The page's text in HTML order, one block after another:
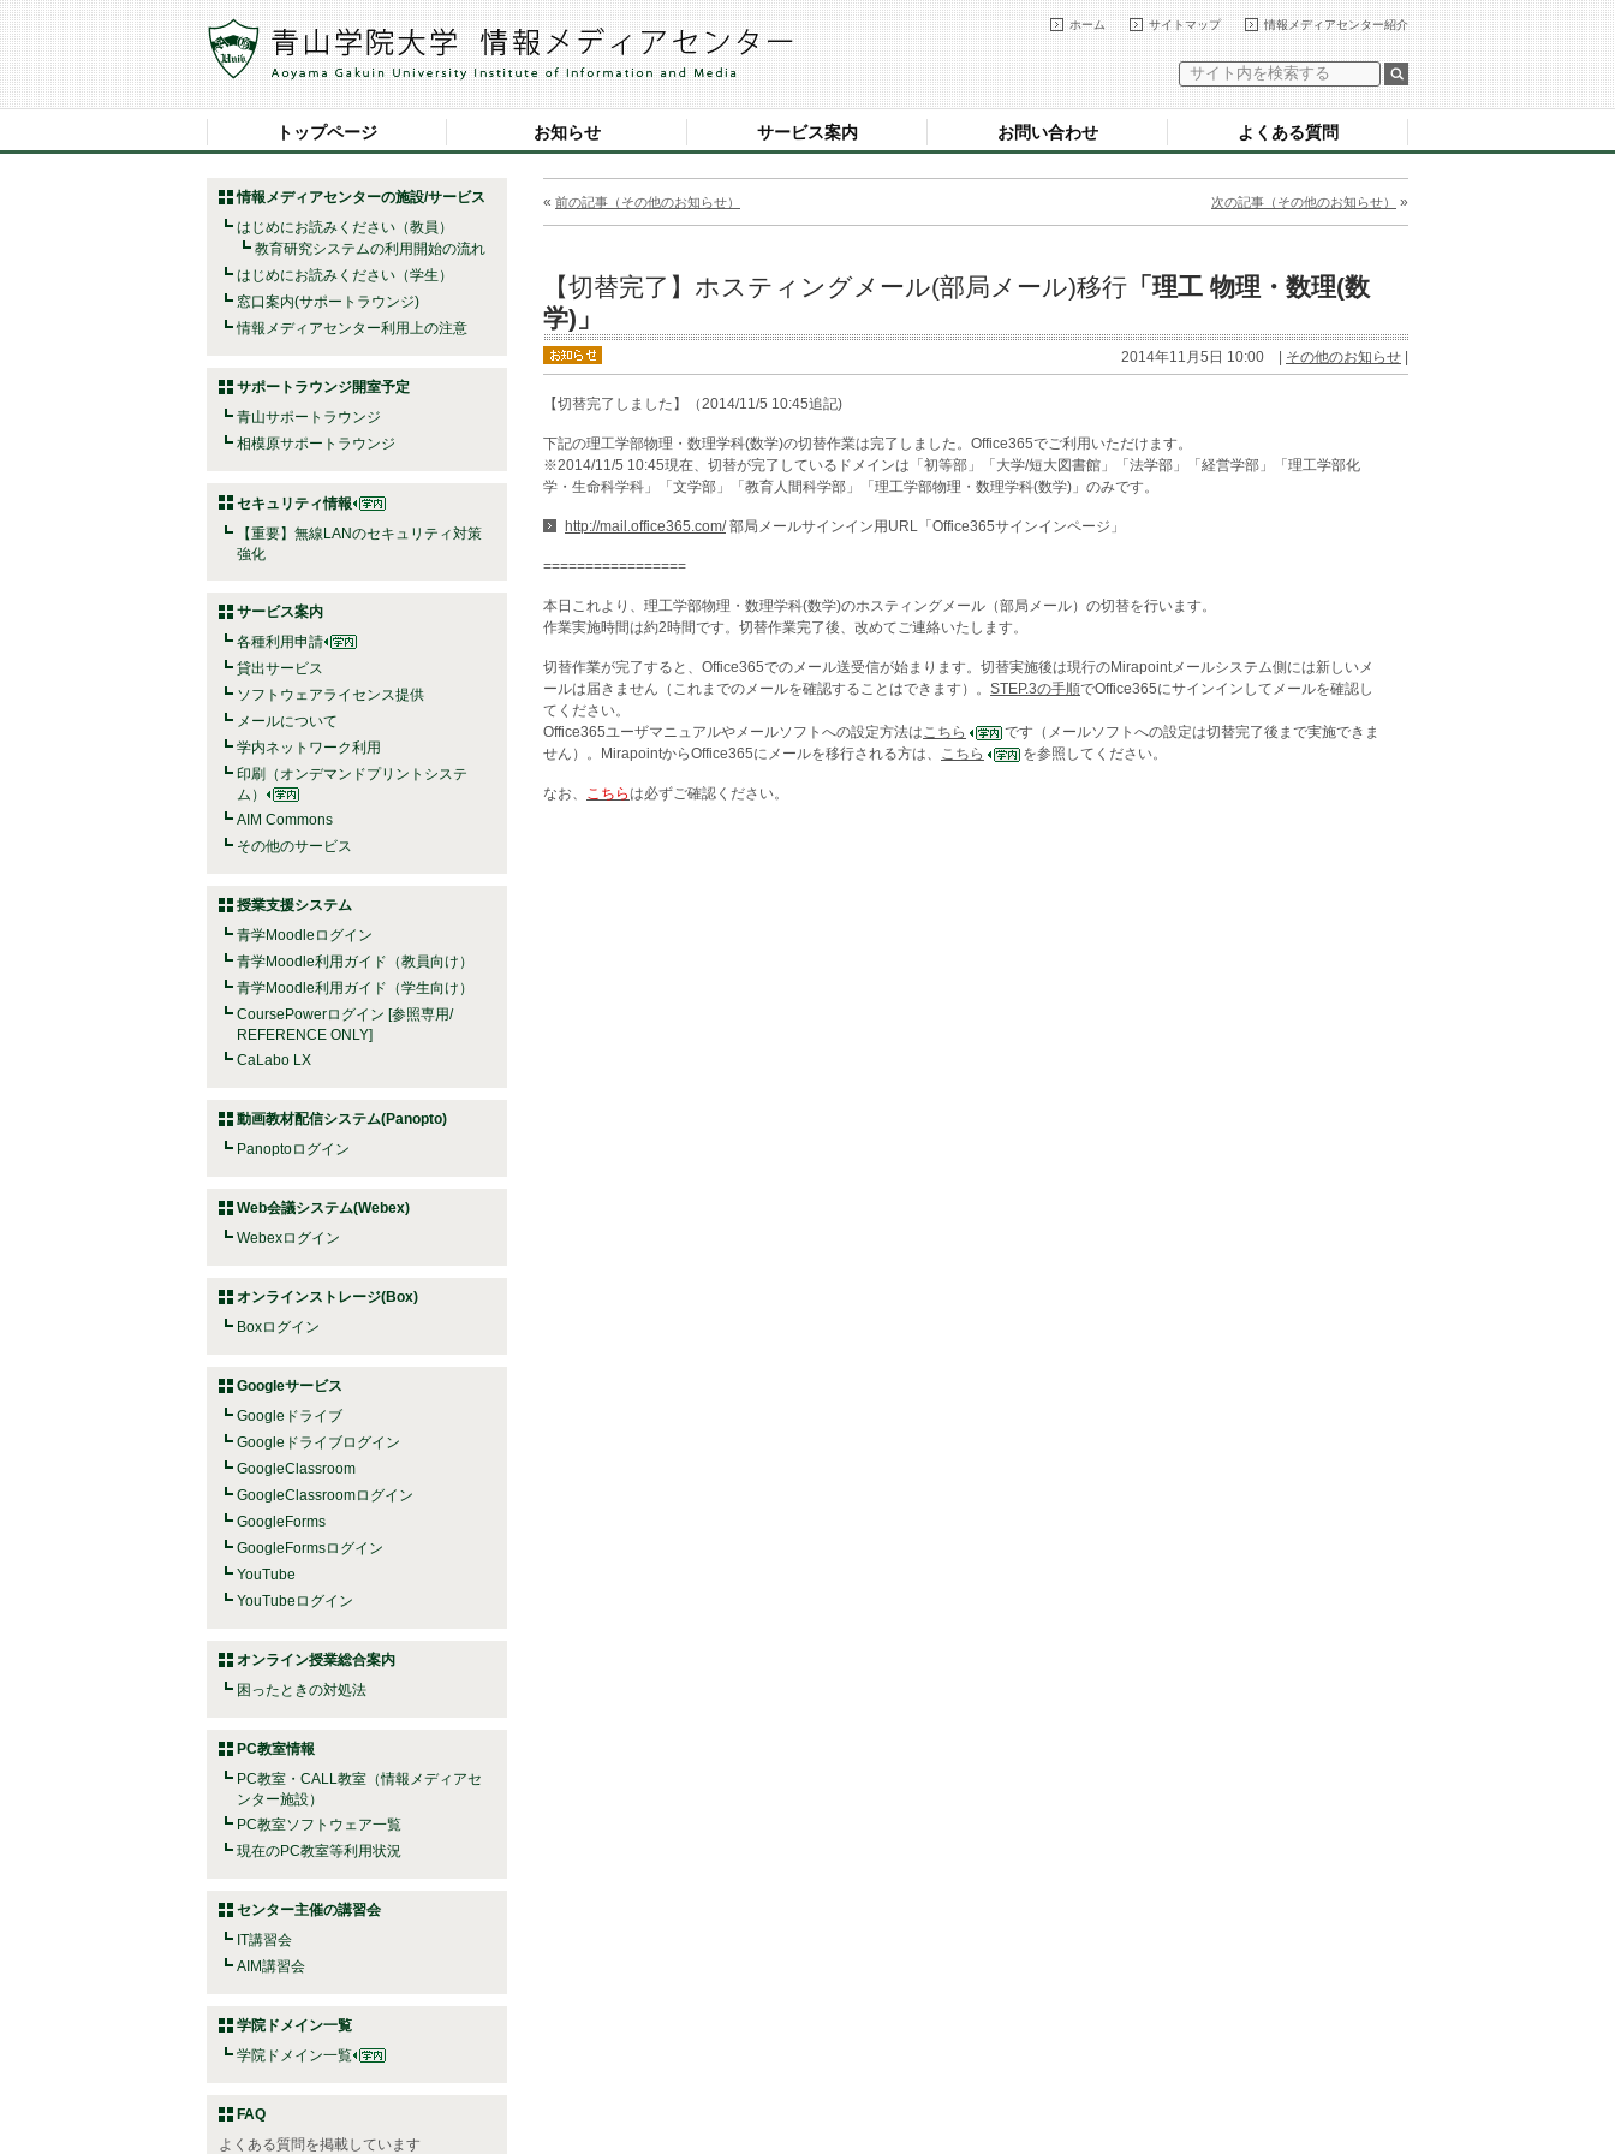
情報メディアセンター紹介
サイトマップ
ホーム
トップページ お知らせ サービス案内 お問い合わせ よくある質問
情報メディアセンターの施設/サービス
はじめにお読みください（教員）
教育研究システムの利用開始の流れ
はじめにお読みください（学生）
窓口案内(サポートラウンジ)
情報メディアセンター利用上の注意
サポートラウンジ開室予定
青山サポートラウンジ
相模原サポートラウンジ
セキュリティ情報
【重要】無線LANのセキュリティ対策
強化
サービス案内
各種利用申請
貸出サービス
ソフトウェアライセンス提供
メールについて
学内ネットワーク利用
印刷（オンデマンドプリントシステ
ム）
AIM Commons
その他のサービス
授業支援システム
青学Moodleログイン
青学Moodle利用ガイド（教員向け）
青学Moodle利用ガイド（学生向け）
CoursePowerログイン [参照専用/
REFERENCE ONLY]
CaLabo LX
動画教材配信システム(Panopto)
Panoptoログイン
Web会議システム(Webex)
Webexログイン
オンラインストレージ(Box)
Boxログイン
Googleサービス
Googleドライブ
Googleドライブログイン
GoogleClassroom
GoogleClassroomログイン
GoogleForms
GoogleFormsログイン
YouTube
YouTubeログイン
オンライン授業総合案内
困ったときの対処法
PC教室情報
PC教室・CALL教室（情報メディアセ
ンター施設）
PC教室ソフトウェア一覧
現在のPC教室等利用状況
センター主催の講習会
IT講習会
AIM講習会
学院ドメイン一覧
学院ドメイン一覧
FAQ
よくある質問を掲載しています
« 前の記事（その他のお知らせ） 次の記事（その他のお知らせ） »
【切替完了】ホスティングメール(部局メール)移行 「理工 物理・数理(数
学)」
2014年11月5日 10:00 | その他のお知らせ
【切替完了しました】（2014/11/5 10:45追記)
下記の理工学部物理・数理学科(数学)の切替作業は完了しました。Office365でご利用いただけます。
※2014/11/5 10:45現在、切替が完了しているドメインは「初等部」「大学/短大図書館」「法学部」「経営学部」「理工学部化
学・生命科学科」「文学部」「教育人間科学部」「理工学部物理・数理学科(数学)」のみです。
http://mail.office365.com/部局メールサインイン用URL「Office365サインインページ」
=================
本日これより、理工学部物理・数理学科(数学)のホスティングメール（部局メール）の切替を行います。
作業実施時間は約2時間です。切替作業完了後、改めてご連絡いたします。
切替作業が完了すると、Office365でのメール送受信が始まります。切替実施後は現行のMirapointメールシステム側には新しいメ
ールは届きません（これまでのメールを確認することはできます）。 STEP.3の手順でOffice365にサインインしてメールを確認し
てください。
Office365ユーザマニュアルやメールソフトへの設定方法はこちら
です（メールソフトへの設定は切替完了後まで実施できま
せん）。MirapointからOffice365にメールを移行される方は、 こちら を参照してください。
なお、 こちらは必ずご確認ください。